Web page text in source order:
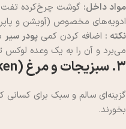
مواد داخل: گوشت چرخ‌کرده
ادویه‌های مخصوص (آویشن و
نکته : اضافه کردن کمی پودر سیر
می‌برد و آن را به یک وعده لوکس
۳. سبزیجات و مرغ (Veggie & Chicken) 🥗
گزینه‌ای سالم و سبک برای کسانی
بخورند.